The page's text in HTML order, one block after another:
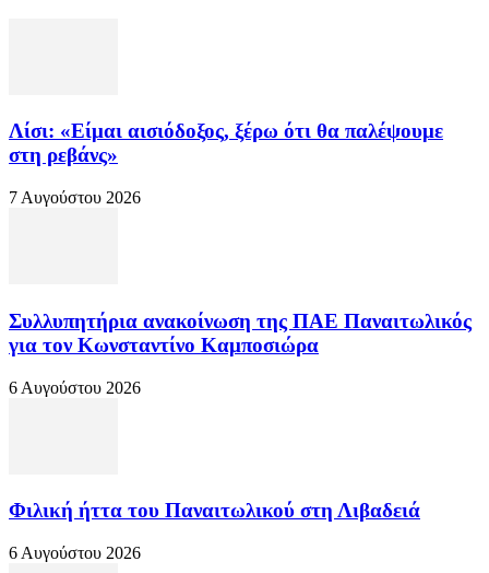
Λίσι: «Είμαι αισιόδοξος, ξέρω ότι θα παλέψουμε
στη ρεβάνς»
7 Αυγούστου 2026
Συλλυπητήρια ανακοίνωση της ΠΑΕ Παναιτωλικός
για τον Κωνσταντίνο Καμποσιώρα
6 Αυγούστου 2026
Φιλική ήττα του Παναιτωλικού στη Λιβαδειά
6 Αυγούστου 2026